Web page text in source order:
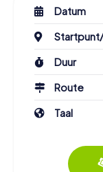
Datum
Duur
Route
Taal